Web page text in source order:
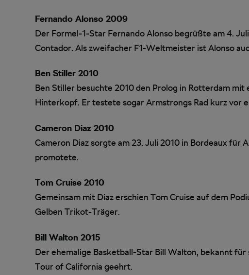
Fernando Alonso 2009
Der Formel-1-Star Fernando Alonso begrüßte am 4.
Contador. Als zweifacher F1-Weltmeister ist Alonso
Ben Stiller 2010
Ben Stiller besuchte 2010 den Prolog in Rotterdam
Hinterkopf. Er testete sogar Armstrongs Rad kurz vor
Cameron Diaz 2010
Cameron Diaz sorgte am 23. Juli 2010 in Bordeaux für
promotete.
Tom Cruise 2010
Gemeinsam mit Diaz erschien Tom Cruise auf dem
Gelben Trikot-Träger.
Bill Walton 2015
Der ehemalige Basketball-Star Bill Walton, bekannt
Tour of California geehrt.